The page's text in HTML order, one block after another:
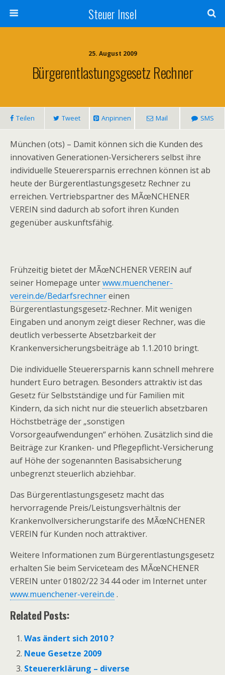
Steuer Insel
25. August 2009
Bürgerentlastungsgesetz Rechner
Teilen Tweet Anpinnen Mail SMS
München (ots) – Damit können sich die Kunden des
innovativen Generationen-Versicherers selbst ihre
individuelle Steuerersparnis errechnen können ist ab
heute der Bürgerentlastungsgesetz Rechner zu
erreichen. Vertriebspartner des MÃœNCHENER
VEREIN sind dadurch ab sofort ihren Kunden
gegenüber auskunftsfähig.
Frühzeitig bietet der MÃœNCHENER VEREIN auf
seiner Homepage unterwww.muenchener-
verein.de/Bedarfsrechnereinen
Bürgerentlastungsgesetz-Rechner. Mit wenigen
Eingaben und anonym zeigt dieser Rechner, was die
deutlich verbesserte Absetzbarkeit der
Krankenversicherungsbeiträge ab 1.1.2010 bringt.
Die individuelle Steuerersparnis kann schnell mehrere
hundert Euro betragen. Besonders attraktiv ist das
Gesetz für Selbstständige und für Familien mit
Kindern, da sich nicht nur die steuerlich absetzbaren
Höchstbeträge der „sonstigen
Vorsorgeaufwendungen“ erhöhen. Zusätzlich sind die
Beiträge zur Kranken- und Pflegepflicht-Versicherung
auf Höhe der sogenannten Basisabsicherung
unbegrenzt steuerlich abziehbar.
Das Bürgerentlastungsgesetz macht das
hervorragende Preis/Leistungsverhältnis der
Krankenvollversicherungstarife des MÃœNCHENER
VEREIN für Kunden noch attraktiver.
Weitere Informationen zum Bürgerentlastungsgesetz
erhalten Sie beim Serviceteam des MÃœNCHENER
VEREIN unter 01802/22 34 44 oder im Internet unter
www.muenchener-verein.de .
Related Posts:
Was ändert sich 2010 ?
Neue Gesetze 2009
Steuererklärung – diverse